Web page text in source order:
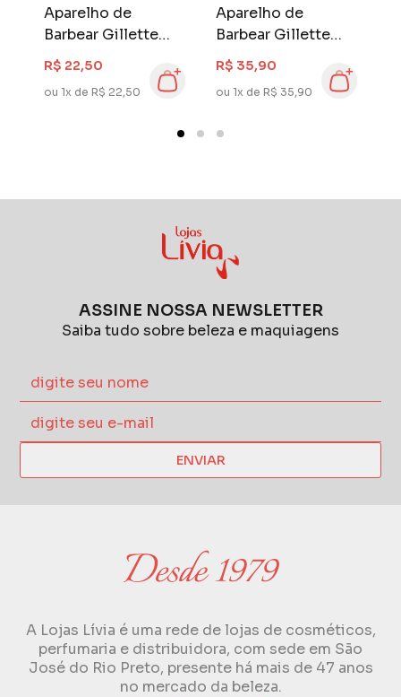
Aparelho de
Barbear Gillette
Prestobarba3 2
unidades
R$ 22,50
ou 1x de R$ 22,50
Aparelho de
Barbear Gillette
Prestobarba3 4
unidades
R$ 35,90
ou 1x de R$ 35,90
ASSINE NOSSA NEWSLETTER
Saiba tudo sobre beleza e maquiagens
ENVIAR
A Lojas Lívia é uma rede de lojas de cosméticos,
perfumaria e distribuidora, com sede em São
José do Rio Preto, presente há mais de 47 anos
no mercado da beleza.